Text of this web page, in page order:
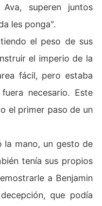
superen juntos
les ponga".
el peso de sus
el imperio de la
fácil, pero estaba
necesario. Este
el primer paso de un
la mano, un gesto de
tenía sus propios
a Benjamin
que podía